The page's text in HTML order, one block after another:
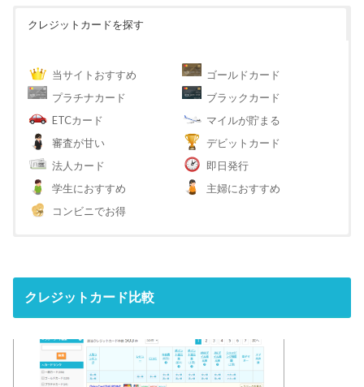
クレジットカードを探す
当サイトおすすめ
ゴールドカード
プラチナカード
ブラックカード
ETCカード
マイルが貯まる
審査が甘い
デビットカード
法人カード
即日発行
学生におすすめ
主婦におすすめ
コンビニでお得
クレジットカード比較